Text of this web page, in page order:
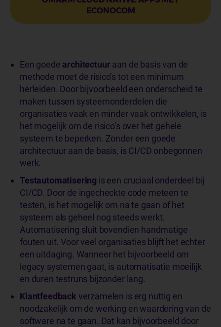
ECONOCOM
Een goede architectuur aan de basis van de
methode moet de risico’s tot een minimum
herleiden. Door bijvoorbeeld een onderscheid te
maken tussen systeemonderdelen die
organisaties vaak en minder vaak ontwikkelen, is
het mogelijk om de risico’s over het gehele
systeem te beperken. Zonder een goede
architectuur aan de basis, is CI/CD onbegonnen
werk.
Testautomatisering is een cruciaal onderdeel bij
CI/CD. Door de ingecheckte code meteen te
testen, is het mogelijk om na te gaan of het
systeem als geheel nog steeds werkt.
Automatisering sluit bovendien handmatige
fouten uit. Voor veel organisaties blijft het echter
een uitdaging. Wanneer het bijvoorbeeld om
legacy systemen gaat, is automatisatie moeilijk
en duren testruns bijzonder lang.
Klantfeedback verzamelen is erg nuttig en
noodzakelijk om de werking en waardering van de
software na te gaan. Dat kan bijvoorbeeld door